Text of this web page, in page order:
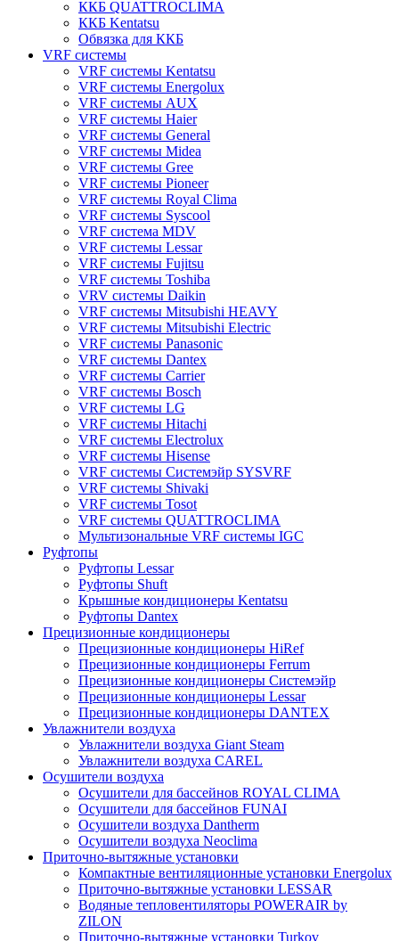
ККБ QUATTROCLIMA
ККБ Kentatsu
Обвязка для ККБ
VRF системы
VRF системы Kentatsu
VRF системы Energolux
VRF системы AUX
VRF системы Haier
VRF системы General
VRF системы Midea
VRF системы Gree
VRF системы Pioneer
VRF системы Royal Clima
VRF системы Syscool
VRF система MDV
VRF системы Lessar
VRF системы Fujitsu
VRF системы Toshiba
VRV системы Daikin
VRF системы Mitsubishi HEAVY
VRF системы Mitsubishi Electric
VRF системы Panasonic
VRF системы Dantex
VRF системы Carrier
VRF системы Bosch
VRF системы LG
VRF системы Hitachi
VRF системы Electrolux
VRF системы Hisense
VRF системы Системэйр SYSVRF
VRF системы Shivaki
VRF системы Tosot
VRF системы QUATTROCLIMA
Мультизональные VRF системы IGC
Руфтопы
Руфтопы Lessar
Руфтопы Shuft
Крышные кондиционеры Kentatsu
Руфтопы Dantex
Прецизионные кондиционеры
Прецизионные кондиционеры HiRef
Прецизионные кондиционеры Ferrum
Прецизионные кондиционеры Системэйр
Прецизионные кондиционеры Lessar
Прецизионные кондиционеры DANTEX
Увлажнители воздуха
Увлажнители воздуха Giant Steam
Увлажнители воздуха CAREL
Осушители воздуха
Осушители для бассейнов ROYAL CLIMA
Осушители для бассейнов FUNAI
Осушители воздуха Dantherm
Осушители воздуха Neoclima
Приточно-вытяжные установки
Компактные вентиляционные установки Energolux
Приточно-вытяжные установки LESSAR
Водяные тепловентиляторы POWERAIR by
ZILON
Приточно-вытяжные установки Turkov